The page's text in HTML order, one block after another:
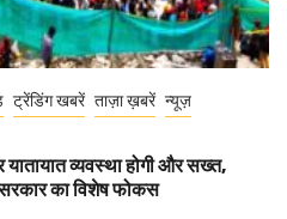
ट्रेंडिंग खबरें ताज़ा ख़बरें न्यूज़
यातायात व्यवस्था होगी और सख्त,
सरकार का विशेष फोकस